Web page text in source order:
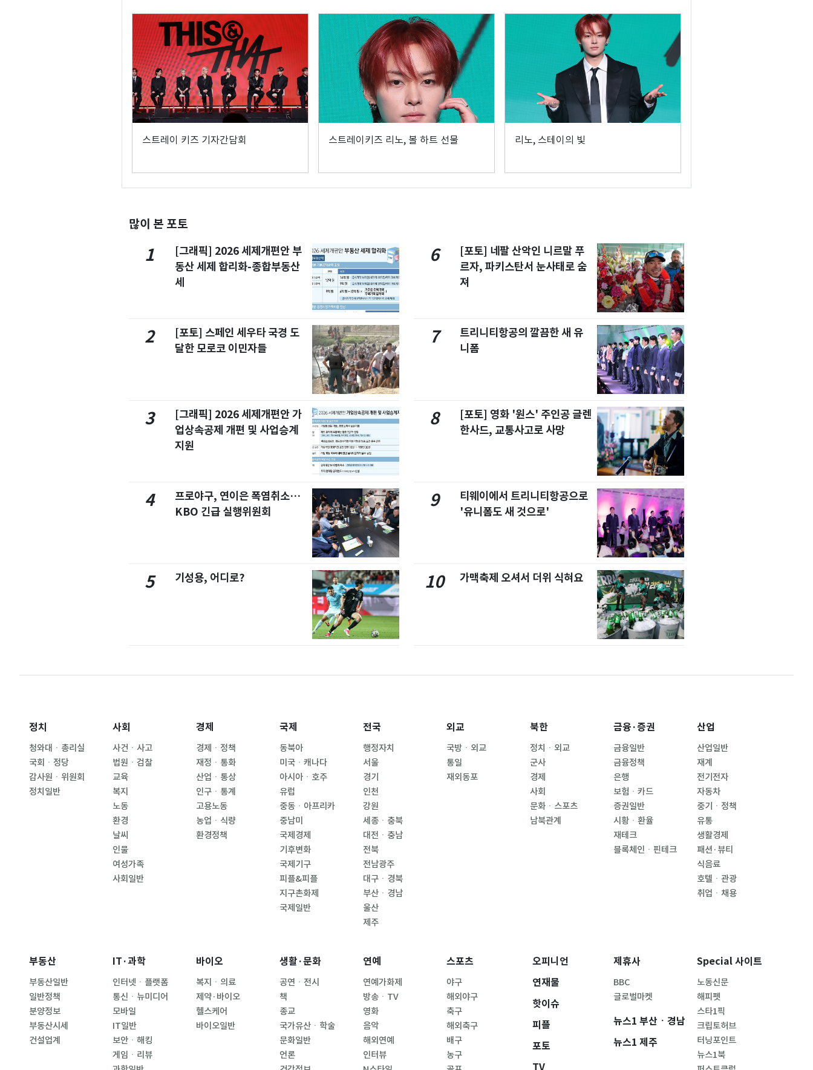
스트레이 키즈 기자간담회 스트레이키즈 리노, 볼 하트 선물 리노, 스테이의 빛
많이 본 포토
1
[그래픽] 2026 세제개편안 부
동산 세제 합리화-종합부동산
세
2
[포토] 스페인 세우타 국경 도
달한 모로코 이민자들
3
[그래픽] 2026 세제개편안 가
업상속공제 개편 및 사업승계
지원
4
프로야구, 연이은 폭염취소…
KBO 긴급 실행위원회
5 기성용, 어디로?
6
[포토] 네팔 산악인 니르말 푸
르자, 파키스탄서 눈사태로 숨
져
7
트리니티항공의 깔끔한 새 유
니폼
8
[포토] 영화 '원스' 주인공 글렌
한사드, 교통사고로 사망
9
티웨이에서 트리니티항공으로
'유니폼도 새 것으로'
10 가맥축제 오셔서 더위 식혀요
정치
청와대ㆍ총리실
국회ㆍ정당
감사원ㆍ위원회
정치일반
사회
사건ㆍ사고
법원ㆍ검찰
교육
복지
노동
환경
날씨
인물
여성가족
사회일반
경제
경제ㆍ정책
재정ㆍ통화
산업ㆍ통상
인구ㆍ통계
고용노동
농업ㆍ식량
환경정책
국제
동북아
미국ㆍ캐나다
아시아ㆍ호주
유럽
중동ㆍ아프리카
중남미
국제경제
기후변화
국제기구
피플&피플
지구촌화제
국제일반
전국
행정자치
서울
경기
인천
강원
세종ㆍ충북
대전ㆍ충남
전북
전남광주
대구ㆍ경북
부산ㆍ경남
울산
제주
외교
국방ㆍ외교
통일
재외동포
북한
정치ㆍ외교
군사
경제
사회
문화ㆍ스포츠
남북관계
금융·증권
금융일반
금융정책
은행
보험ㆍ카드
증권일반
시황ㆍ환율
재테크
블록체인ㆍ핀테크
산업
산업일반
재계
전기전자
자동차
중기ㆍ정책
유통
생활경제
패션·뷰티
식음료
호텔ㆍ관광
취업ㆍ채용
부동산
부동산일반
일반정책
분양정보
부동산시세
건설업계
IT·과학
인터넷ㆍ플랫폼
통신ㆍ뉴미디어
모바일
IT일반
보안ㆍ해킹
게임ㆍ리뷰
바이오
복지ㆍ의료
제약·바이오
헬스케어
바이오일반
생활·문화
공연ㆍ전시
책
종교
국가유산ㆍ학술
문화일반
언론
연예
연예가화제
방송ㆍTV
영화
음악
해외연예
인터뷰
스포츠
야구
해외야구
축구
해외축구
배구
농구
오피니언
연재물
핫이슈
피플
포토
TV
제휴사
BBC
글로벌마켓
뉴스1 부산ㆍ경남
뉴스1 제주
Special 사이트
노동신문
해피펫
스타1픽
크립토허브
터닝포인트
뉴스1북